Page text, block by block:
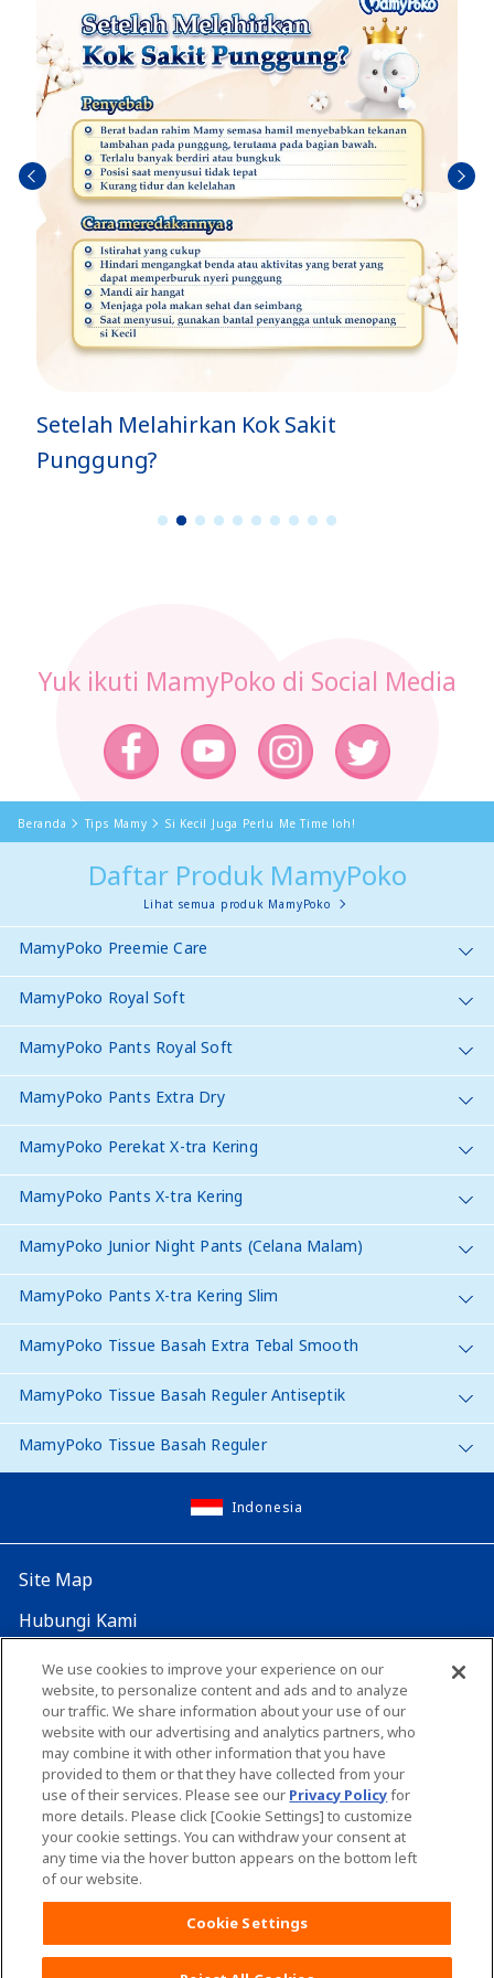
Setelah Melahirkan Kok Sakit
Punggung?
Sebel
umn
Berik
utny
1 2 3 4 5 6 7 8 9 1
Yuk ikuti MamyPoko di Social Media
Beranda Tips Mamy Si Kecil Juga Perlu Me Time loh!
Daftar Produk MamyPoko
Lihat semua produk MamyPoko
MamyPoko Preemie Care
MamyPoko Royal Soft
MamyPoko Pants Royal Soft
MamyPoko Pants Extra Dry
MamyPoko Perekat X-tra Kering
MamyPoko Pants X-tra Kering
MamyPoko Junior Night Pants (Celana Malam)
MamyPoko Pants X-tra Kering Slim
MamyPoko Tissue Basah Extra Tebal Smooth
MamyPoko Tissue Basah Reguler Antiseptik
MamyPoko Tissue Basah Reguler
Indonesia
Site Map
Hubungi Kami
Website Global
Map Situs Lokasi seluruh dunia
Tentang penggunaan situs ini Lingkungan yang dianjurkan
Copyright© Unicharm Corporation
We use cookies to improve your experience on our
website, to personalize content and ads and to analyze
our traffic. We share information about your use of our
website with our advertising and analytics partners, who
may combine it with other information that you have
provided to them or that they have collected from your
use of their services. Please see our Privacy Policyfor
more details. Please click [Cookie Settings] to customize
your cookie settings. You can withdraw your consent at
any time via the hover button appears on the bottom left
of our website.
Cookie Settings